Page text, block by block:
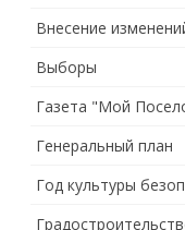
Внесение
Выборы
Газета "Мой
Генеральный план
Год культуры